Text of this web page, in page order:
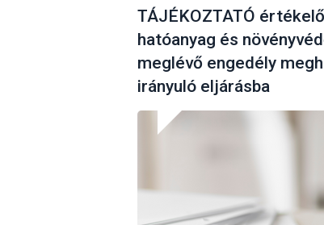
TÁJÉKOZTATÓ
hatóanyag és
meglévő engedély
irányuló eljárásba